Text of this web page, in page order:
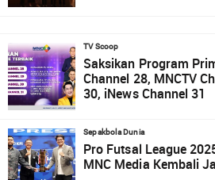
TV Scoop
Saksikan Program
Channel 28, MNCTV
30, iNews Channel 31
Sepakbola Dunia
Pro Futsal League
MNC Media Kembali